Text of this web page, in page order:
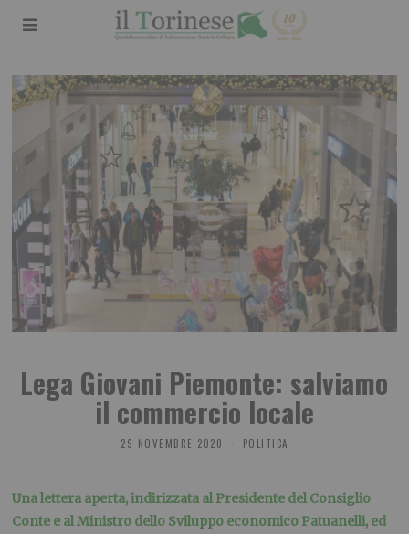
Lega Giovani Piemonte: salviamo
il commercio locale
29 NOVEMBRE 2020 POLITICA
Una lettera aperta, indirizzata al Presidente del Consiglio
Conte e al Ministro dello Sviluppo economico Patuanelli, ed